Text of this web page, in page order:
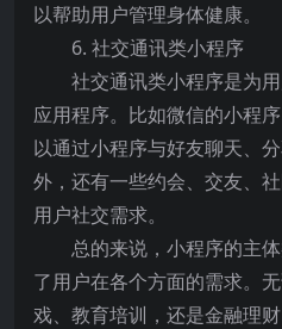
以帮助用户管理身体健康。
6. 社交通讯类小程序
社交通讯类小程序是为
应用程序。比如微信的小程
以通过小程序与好友聊天、
外，还有一些约会、交友、
用户社交需求。
总的来说，小程序的主
了用户在各个方面的需求。
戏、教育培训，还是金融理